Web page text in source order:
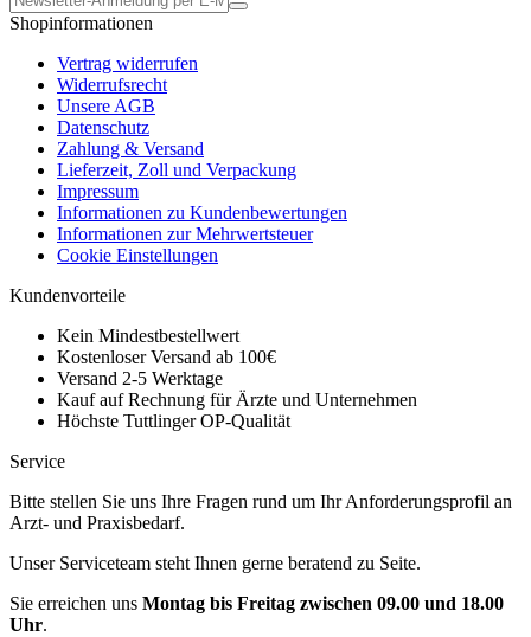
Shopinformationen
Vertrag widerrufen
Widerrufsrecht
Unsere AGB
Datenschutz
Zahlung & Versand
Lieferzeit, Zoll und Verpackung
Impressum
Informationen zu Kundenbewertungen
Informationen zur Mehrwertsteuer
Cookie Einstellungen
Kundenvorteile
Kein Mindestbestellwert
Kostenloser Versand ab 100€
Versand 2-5 Werktage
Kauf auf Rechnung für Ärzte und Unternehmen
Höchste Tuttlinger OP-Qualität
Service
Bitte stellen Sie uns Ihre Fragen rund um Ihr Anforderungsprofil an
Arzt- und Praxisbedarf.
Unser Serviceteam steht Ihnen gerne beratend zu Seite.
Sie erreichen uns Montag bis Freitag zwischen 09.00 und 18.00
Uhr.